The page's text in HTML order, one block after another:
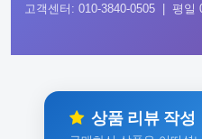
고객센터: 010-3840-0505 | 평
상품 리뷰 작성